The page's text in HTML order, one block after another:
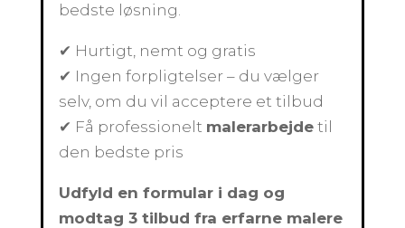
bedste løsning.
✔ Hurtigt, nemt og gratis
✔ Ingen forpligtelser – du vælger
selv, om du vil acceptere et tilbud
✔ Få professionelt malerarbejde til
den bedste pris
Udfyld en formular i dag og
modtag 3 tilbud fra erfarne malere